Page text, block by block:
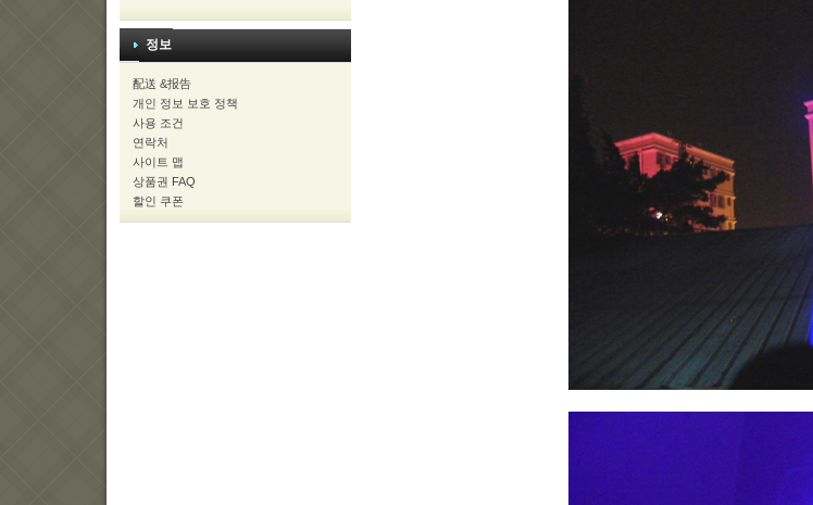
정보
配送 &报告
개인 정보 보호 정책
사용 조건
연락처
사이트 맵
상품권 FAQ
할인 쿠폰